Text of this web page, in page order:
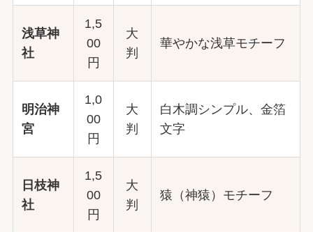
浅草神
社
1,5
00
円
大
判
華やかな浅草モチーフ
明治神
宮
1,0
00
円
大
判
白木調シンプル、金箔
文字
日枝神
社
1,5
00
円
大
判
猿（神猿）モチーフ